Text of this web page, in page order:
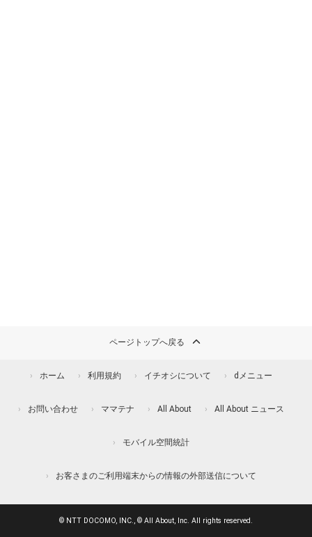
ページトップへ戻る
ホーム 利用規約 イチオシについて dメニュー
お問い合わせ ママテナ All About All About ニュース
モバイル空間統計
お客さまのご利用端末からの情報の外部送信について
© NTT DOCOMO, INC., © All About, Inc. All rights reserved.